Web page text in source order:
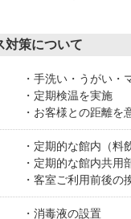
対策について
手洗い・うがい・
定期検温を実施
お客様との距離を
定期的な館内（料
定期的な館内共用
客室ご利用前後の
消毒液の設置